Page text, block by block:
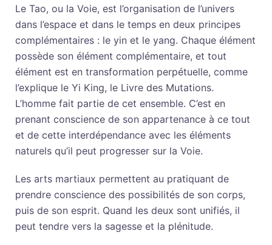
Le Tao, ou la Voie, est l’organisation de l’univers
dans l’espace et dans le temps en deux principes
complémentaires : le yin et le yang. Chaque élément
possède son élément complémentaire, et tout
élément est en transformation perpétuelle, comme
l’explique le Yi King, le Livre des Mutations.
L’homme fait partie de cet ensemble. C’est en
prenant conscience de son appartenance à ce tout
et de cette interdépendance avec les éléments
naturels qu’il peut progresser sur la Voie.
Les arts martiaux permettent au pratiquant de
prendre conscience des possibilités de son corps,
puis de son esprit. Quand les deux sont unifiés, il
peut tendre vers la sagesse et la plénitude.